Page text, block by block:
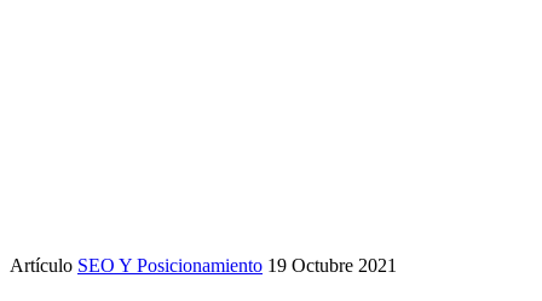
Artículo SEO Y Posicionamiento 19 Octubre 2021